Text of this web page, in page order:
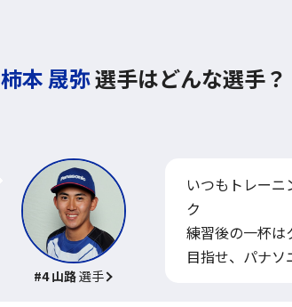
柿本 晟弥選手はどんな選手？
#4 山路選手
いつもトレー
ク
練習後の一杯は
目指せ、パナソ